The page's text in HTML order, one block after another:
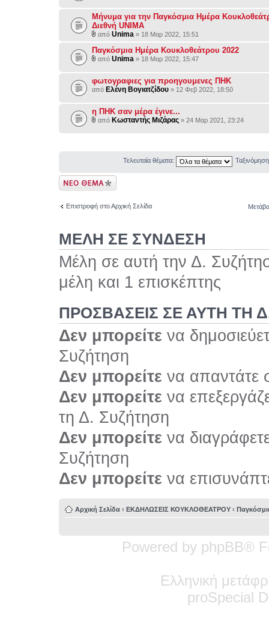
Μήνυμα για την Παγκόσμια Ημέρα
Διεθνή UNIMA
από Unima » 18 Μαρ 2022, 15:51
Παγκόσμια Ημέρα Κουκλοθεάτρου 2022
από Unima » 18 Μαρ 2022, 15:47
φωτογραφιες για προηγουμενες ΠΗΚ
από Ελένη Βογιατζίδου » 12 Φεβ 2022, 18:50
η ΠΗΚ σαν μέρα έγινε...
από Κωσταντής Μιζάρας » 24 Μαρ 2021, 23:24
Τελευταία θέματα:
Δημιουργία νέου
θέματος
Επιστροφή στο Αρχική Σελίδα
ΜΕΛΗ ΣΕ ΣΥΝΔΕΣΗ
Μέλη σε αυτή την Δ.
μέλη και 1 επισκέπτης
ΠΡΟΣΒΆΣΕΙΣ ΣΕ ΑΥΤΉ ΤΗ
Δεν μπορείτε να
Συζήτηση
Δεν μπορείτε να απαντάτε
Δεν μπορείτε να
τη Δ. Συζήτηση
Δεν μπορείτε να
Συζήτηση
Δεν μπορείτε να
Αρχική Σελίδα ‹ ΕΚΔΗΛΩΣΕΙΣ ΚΟΥΚΛΟΘΕΑΤΡΟΥ ‹
Powered by phpBB®
Ελληνική
proSpecial